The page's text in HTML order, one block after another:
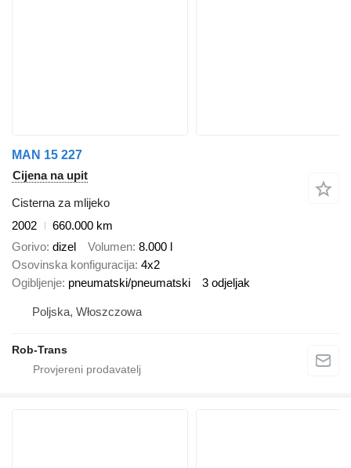
MAN 15 227
Cijena na upit
Cisterna za mlijeko
2002
660.000 km
Gorivo dizel Volumen 8.000 l
Osovinska konfiguracija 4x2
Ogibljenje pneumatski/pneumatski 3 odjeljak
Poljska, Włoszczowa
Rob-Trans